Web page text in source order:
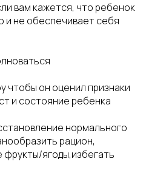
вам кажется, что ребенок
и не обеспечивает себя
чтобы он оценил признаки
и состояние ребенка
нормального
рацион,
фрукты/ягоды,избегать